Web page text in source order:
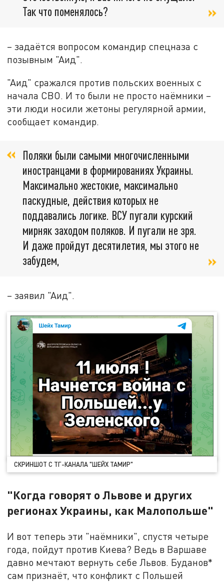
Так что поменялось?
– задаётся вопросом командир спецназа с
позывным "Аид".
"Аид" сражался против польских военных с
начала СВО. И то были не просто наёмники –
эти люди носили жетоны регулярной армии,
сообщает командир.
Поляки были самыми многочисленными
иностранцами в формированиях Украины.
Максимально жестокие, максимально
паскудные, действия которых не
поддавались логике. ВСУ пугали курский
мирняк заходом поляков. И пугали не зря.
И даже пройдут десятилетия, мы этого не
забудем,
– заявил "Аид".
СКРИНШОТ С ТГ-КАНАЛА "ШЕЙХ ТАМИР"
"Когда говорят о Львове и других
регионах Украины, как Малопольше"
И вот теперь эти "наёмники", спустя четыре
года, пойдут против Киева? Ведь в Варшаве
давно мечтают вернуть себе Львов. Буданов*
сам признаёт, что конфликт с Польшей